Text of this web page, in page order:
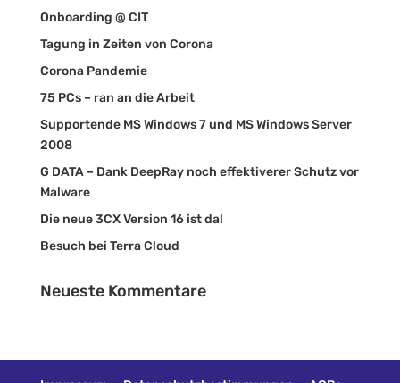
Onboarding @ CIT
Tagung in Zeiten von Corona
Corona Pandemie
75 PCs – ran an die Arbeit
Supportende MS Windows 7 und MS Windows Server
2008
G DATA – Dank DeepRay noch effektiverer Schutz vor
Malware
Die neue 3CX Version 16 ist da!
Besuch bei Terra Cloud
Neueste Kommentare